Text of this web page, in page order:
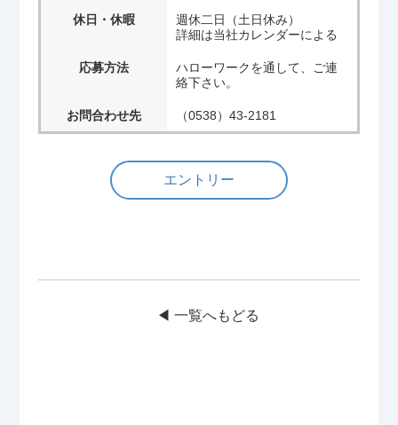
休日・休暇
週休二日（土日休み）
詳細は当社カレンダーによる
応募方法
ハローワークを通して、ご連
絡下さい。
お問合わせ先 （0538）43-2181
エントリー
◀︎ 一覧へもどる